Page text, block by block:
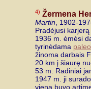
4) Žermena
Martin, 1902-
Pradėjusi
1936 m. ėmėsi
tyrinėdama
žinoma darbais
20 km į šiaurę
53 m. Radiniai
1947 m. ji
viena buvo